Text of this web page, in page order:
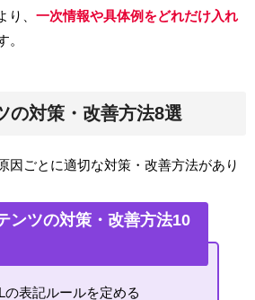
り、 一次情報や具体例をどれだけ入れ
。
の対策・改善方法8選
因ごとに適切な対策・改善方法があり
ンツの対策・改善方法10
の表記ルールを定める